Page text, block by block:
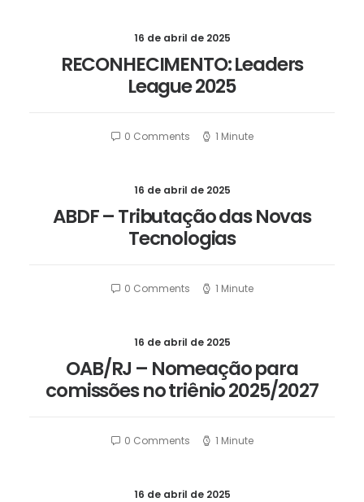
16 de abril de 2025
RECONHECIMENTO: Leaders
League 2025
0 Comments 1 Minute
16 de abril de 2025
ABDF – Tributação das Novas
Tecnologias
0 Comments 1 Minute
16 de abril de 2025
OAB/RJ – Nomeação para
comissões no triênio 2025/2027
0 Comments 1 Minute
16 de abril de 2025